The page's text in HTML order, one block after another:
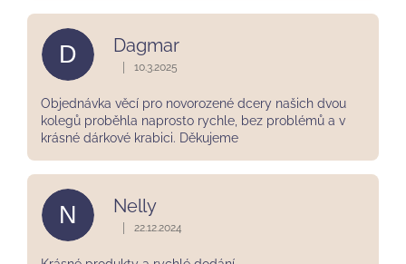
D Dagmar
Hodnocení obchodu je 5 z 5 hvězdiček.
10.3.2025
Objednávka věcí pro novorozené dcery našich dvou
kolegů proběhla naprosto rychle, bez problémů a v
krásné dárkové krabici. Děkujeme
N Nelly
Hodnocení obchodu je 5 z 5 hvězdiček.
22.12.2024